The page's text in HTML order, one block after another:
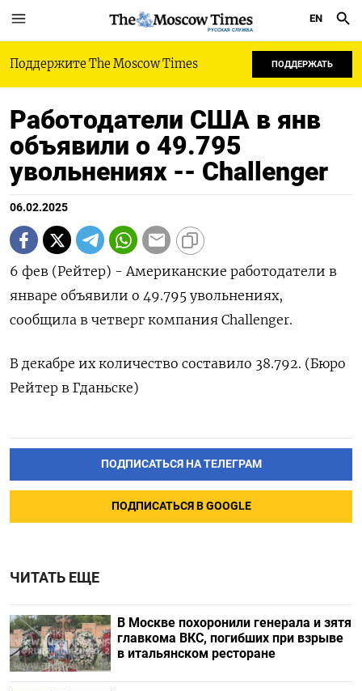
РУССКАЯ СЛУЖБА
EN
Поддержите The Moscow Times ПОДДЕРЖАТЬ
Работодатели США в янв
объявили о 49.795
увольнениях -- Challenger
06.02.2025
6 фев (Рейтер) - Американские работодатели в
январе объявили о 49.795 увольнениях,
сообщила в четверг компания Сhallenger.
В декабре их количество составило 38.792. (Бюро
Рейтер в Гданьске)
ПОДПИСАТЬСЯ НА ТЕЛЕГРАМ
ПОДПИСАТЬСЯ В GOOGLE
ЧИТАТЬ ЕЩЕ
В Москве похоронили генерала и зятя
главкома ВКС, погибших при взрыве
в итальянском ресторане